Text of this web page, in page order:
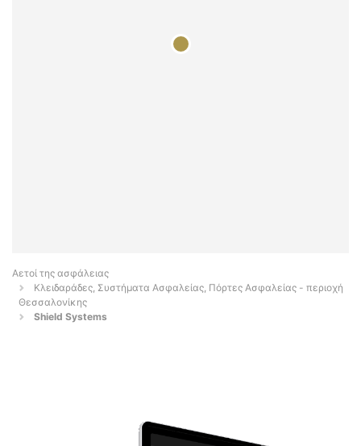
Αετοί της ασφάλειας
Κλειδαράδες, Συστήματα Ασφαλείας, Πόρτες Ασφαλείας - περιοχή
Θεσσαλονίκης
Shield Systems